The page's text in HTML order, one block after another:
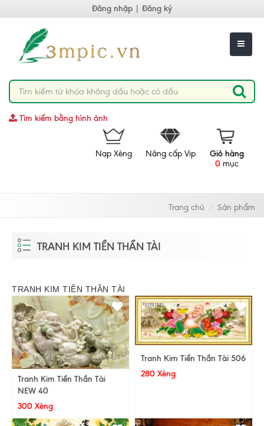
Đăng nhập Đăng ký
Tìm kiếm bằng hình ảnh
Giỏ hàng
0 mục
Nâng cấp Vip
Nạp Xèng
Trang chủ Sản phẩm
TRANH KIM TIỀN THẦN TÀI
TRANH KIM TIỀN THẦN TÀI
Tranh Kim Tiền Thần Tài
NEW 40
300 Xèng
Tranh Kim Tiền Thần Tài 506
280 Xèng